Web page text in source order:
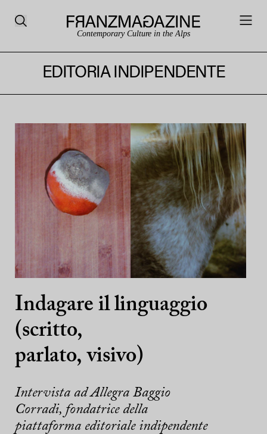
Contemporary Culture in the Alps
EDITORIA INDIPENDENTE
Indagare il linguaggio
(scritto,
parlato, visivo)
Intervista ad Allegra Baggio
Corradi, fondatrice della
piattaforma editoriale indipendente